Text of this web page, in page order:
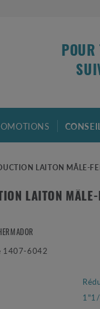
POUR
LAITON MÂLE-
LAITON
1407-6042